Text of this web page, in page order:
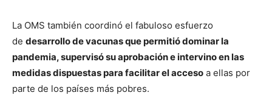
La OMS también coordinó el fabuloso esfuerzo
de desarrollo de vacunas que permitió dominar la
pandemia, supervisó su aprobación e intervino en las
medidas dispuestas para facilitar el acceso a ellas por
parte de los países más pobres.